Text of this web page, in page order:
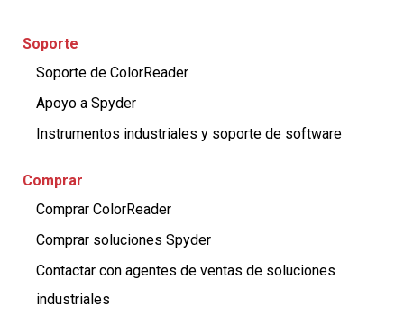
Soporte
Soporte de ColorReader
Apoyo a Spyder
Instrumentos industriales y soporte de software
Comprar
Comprar ColorReader
Comprar soluciones Spyder
Contactar con agentes de ventas de soluciones
industriales